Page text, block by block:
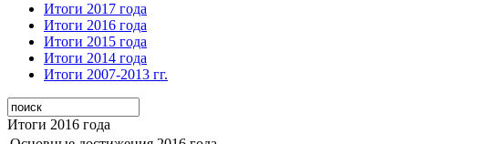
Итоги 2017 года
Итоги 2016 года
Итоги 2015 года
Итоги 2014 года
Итоги 2007-2013 гг.
Итоги 2016 года